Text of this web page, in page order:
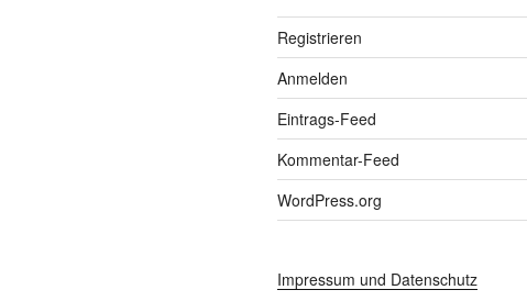
Registrieren
Anmelden
Eintrags-Feed
Kommentar-Feed
WordPress.org
Impressum und Datenschutz